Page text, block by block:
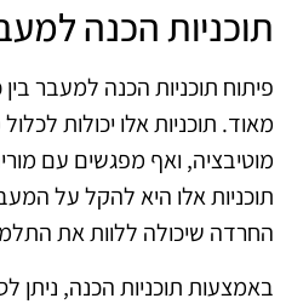
תוכניות הכנה
פיתוח תוכניות הכנה למעבר בין
מאוד. תוכניות אלו יכולות
מוטיבציה, ואף מפגשים עם
תוכניות אלו היא להקל על
החרדה שיכולה ללוות את
באמצעות תוכניות הכנה, ניתן